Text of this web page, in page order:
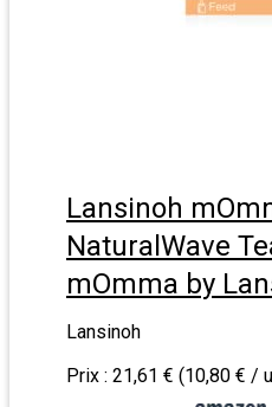
Lansinoh
NaturalWave
mOmma by
Lansinoh
Prix : 21,61 € (10,80 € /